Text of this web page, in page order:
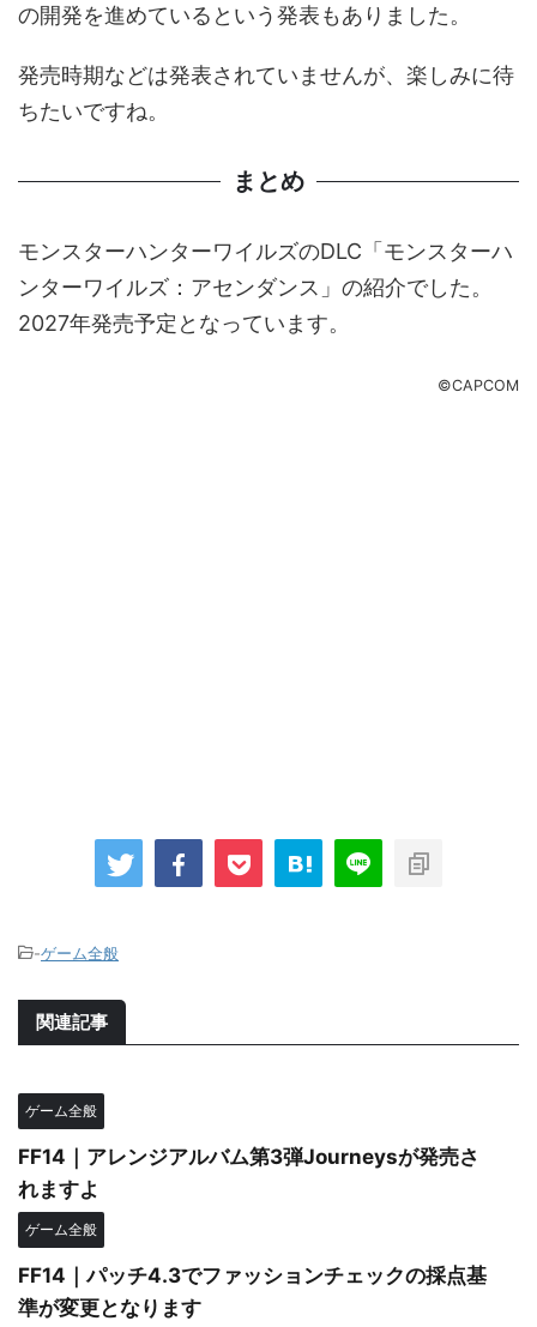
の開発を進めているという発表もありました。
発売時期などは発表されていませんが、楽しみに待
ちたいですね。
まとめ
モンスターハンターワイルズのDLC「モンスターハ
ンターワイルズ：アセンダンス」の紹介でした。
2027年発売予定となっています。
©CAPCOM
-ゲーム全般
関連記事
ゲーム全般
FF14｜アレンジアルバム第3弾Journeysが発売さ
れますよ
ゲーム全般
FF14｜パッチ4.3でファッションチェックの採点基
準が変更となります